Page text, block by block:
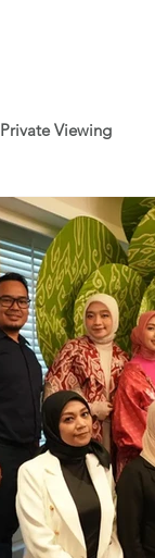
Private Viewing